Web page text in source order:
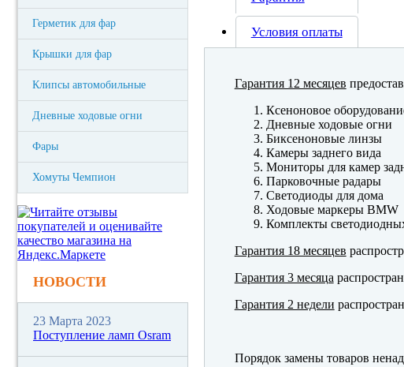
Герметик для фар
Крышки для фар
Клипсы автомобильные
Дневные ходовые огни
Фары
Хомуты Чемпион
Условия оплаты
Гарантия 12 месяцев
Ксеноновое
Дневные ходовые огни
Биксеноновые линзы
Камеры заднего вида
Мониторы для камер
Парковочные радары
Светодиоды для дома
Ходовые маркеры BMW
Комплекты
Гарантия 18 месяцев
Гарантия 3 месяца
Гарантия 2 недели
Порядок замены товаров
НОВОСТИ
23 Марта 2023
Поступление ламп Osram